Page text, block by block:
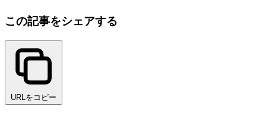
この記事をシェアする
URLをコピー